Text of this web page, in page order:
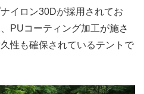
イロン30Dが採用されてお
PUコーティング加工が施さ
性も確保されているテントで